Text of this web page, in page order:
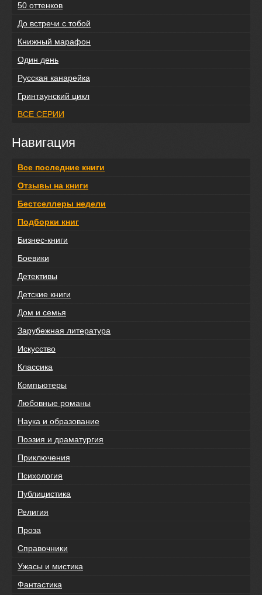
50 оттенков
До встречи с тобой
Книжный марафон
Один день
Русская канарейка
Гринтаунский цикл
ВСЕ СЕРИИ
Навигация
Все последние книги
Отзывы на книги
Бестселлеры недели
Подборки книг
Бизнес-книги
Боевики
Детективы
Детские книги
Дом и семья
Зарубежная литература
Искусство
Классика
Компьютеры
Любовные романы
Наука и образование
Поэзия и драматургия
Приключения
Психология
Публицистика
Религия
Проза
Справочники
Ужасы и мистика
Фантастика